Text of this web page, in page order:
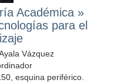
Académica »
para el
Vázquez
esquina periférico.